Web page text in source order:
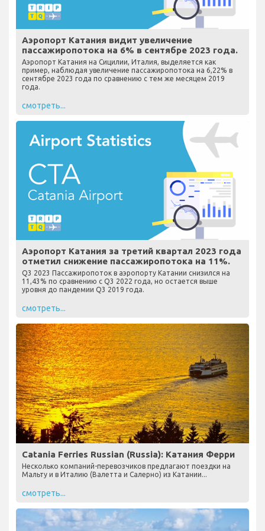
Аэропорт Катания видит увеличение
пассажиропотока на 6% в сентябре 2023 года.
Аэропорт Катания на Сицилии, Италия, выделяется как
пример, наблюдая увеличение пассажиропотока на 6,22% в
сентябре 2023 года по сравнению с тем же месяцем 2019
года.
смотреть...
Аэропорт Катания за третий квартал 2023 года
отметил снижение пассажиропотока на 11%.
Q3 2023 Пассажиропоток в аэропорту Катании снизился на
11,43% по сравнению с Q3 2022 года, но остается выше
уровня до пандемии Q3 2019 года.
смотреть...
Catania Ferries Russian (Russia): Катания Ферри
Несколько компаний-перевозчиков предлагают поездки на
Мальту и в Италию (Валетта и Салерно) из Катании...
смотреть...